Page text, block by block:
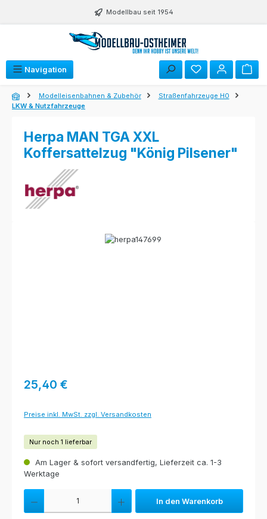
Zum Hauptinhalt springen Modellbau seit 1954
Navigation
Modelleisenbahnen & Zubehör
Straßenfahrzeuge H0
LKW & Nutzfahrzeuge
Herpa MAN TGA XXL
Koffersattelzug "König Pilsener"
Bildergalerie überspringen
Regulärer Preis:
25,40 €
Preise inkl. MwSt. zzgl. Versandkosten
Nur noch 1 lieferbar
Am Lager & sofort versandfertig, Lieferzeit ca. 1-3
Werktage
Produkt Anzahl: Gib den gewünschten Wert ein oder benutze die
In den Warenkorb